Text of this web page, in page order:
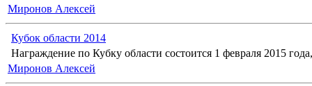
Миронов Алексей
Кубок области 2014
Награждение по Кубку области состоится 1 февраля 2015
Миронов Алексей